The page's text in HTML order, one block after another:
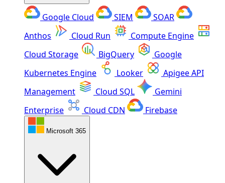
Google Cloud SIEM
SOAR
Anthos
Cloud Run
Compute Engine
Cloud Storage
BigQuery
Google
Kubernetes Engine
Looker
Apigee API
Management
Cloud SQL
Gemini
Enterprise
Cloud CDN Firebase
Microsoft 365